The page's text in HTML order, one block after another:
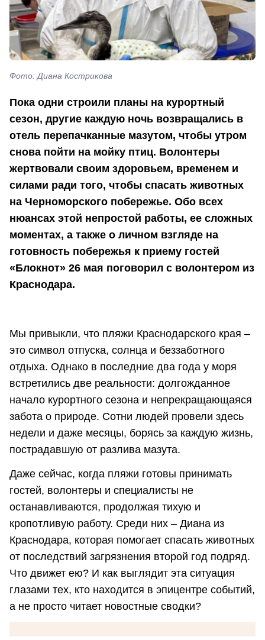
Фото: Диана Кострикова
Пока одни строили планы на курортный
сезон, другие каждую ночь возвращались в
отель перепачканные мазутом, чтобы утром
снова пойти на мойку птиц. Волонтеры
жертвовали своим здоровьем, временем и
силами ради того, чтобы спасать животных
на Черноморского побережье. Обо всех
нюансах этой непростой работы, ее сложных
моментах, а также о личном взгляде на
готовность побережья к приему гостей
«Блокнот» 26 мая поговорил с волонтером из
Краснодара.
Мы привыкли, что пляжи Краснодарского края –
это символ отпуска, солнца и беззаботного
отдыха. Однако в последние два года у моря
встретились две реальности: долгожданное
начало курортного сезона и непрекращающаяся
забота о природе. Сотни людей провели здесь
недели и даже месяцы, борясь за каждую жизнь,
пострадавшую от разлива мазута.
Даже сейчас, когда пляжи готовы принимать
гостей, волонтеры и специалисты не
останавливаются, продолжая тихую и
кропотливую работу. Среди них – Диана из
Краснодара, которая помогает спасать животных
от последствий загрязнения второй год подряд.
Что движет ею? И как выглядит эта ситуация
глазами тех, кто находится в эпицентре событий,
а не просто читает новостные сводки?